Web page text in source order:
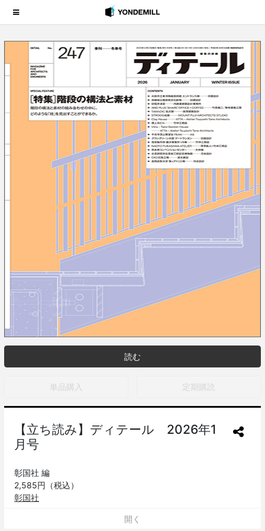
読む
単品購入 定期購読
【立ち読み】ディテール 2026年1
月号
彰国社 編
2,585円（税込）
彰国社
開く